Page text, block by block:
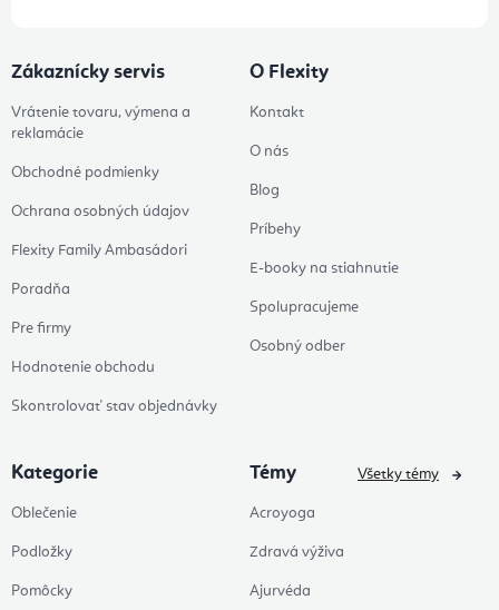
Zákaznícky servis
Vrátenie tovaru, výmena a
reklamácie
Obchodné podmienky
Ochrana osobných údajov
Flexity Family Ambasádori
Poradňa
Pre firmy
Hodnotenie obchodu
Skontrolovať stav objednávky
O Flexity
Kontakt
O nás
Blog
Príbehy
E-booky na stiahnutie
Spolupracujeme
Osobný odber
Kategorie
Oblečenie
Podložky
Pomôcky
Témy
Acroyoga
Zdravá výživa
Ajurvéda
Všetky témy